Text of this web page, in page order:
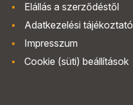
Elállás a szerződéstől
Adatkezelési tájékoztató
Impresszum
Cookie (süti) beállítások